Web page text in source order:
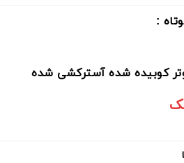
:
کوبیده شده آسترکشی شده